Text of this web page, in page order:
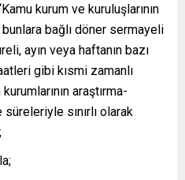
kurum ve kuruluşlarının
bağlı döner sermayeli
ayın veya haftanın bazı
gibi kısmi zamanlı
araştırma-
sınırlı olarak